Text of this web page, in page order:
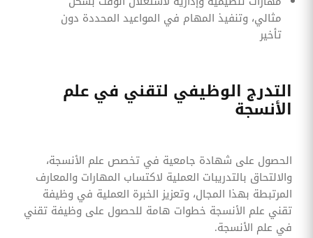
مثالي، وتنفيذ المهام في المواعيد المحددة دون
تأخير
التدرج الوظيفي لتقني في علم
الأنسجة
الحصول على شهادة جامعية في تخصص علم الأنسجة،
والالتحاق بالتدريبات العملية لاكتساب المهارات والمعارف
المرتبطة بهذا المجال، وتعزيز الخبرة العملية في وظيفة
تقني علم الأنسجة خطوات هامة للحصول على وظيفة تقني
في علم الأنسجة.